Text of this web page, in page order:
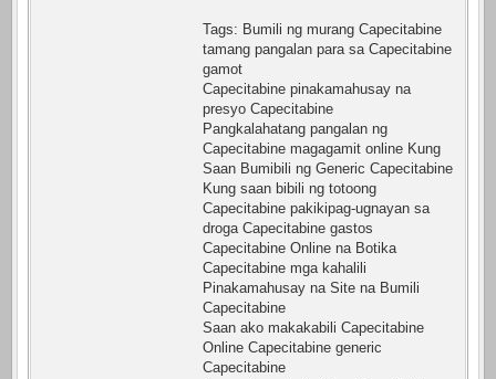
Tags: Bumili ng murang Capecitabine
tamang pangalan para sa Capecitabine
gamot
Capecitabine pinakamahusay na
presyo Capecitabine
Pangkalahatang pangalan ng
Capecitabine magagamit online Kung
Saan Bumibili ng Generic Capecitabine
Kung saan bibili ng totoong
Capecitabine pakikipag-ugnayan sa
droga Capecitabine gastos
Capecitabine Online na Botika
Capecitabine mga kahalili
Pinakamahusay na Site na Bumili
Capecitabine
Saan ako makakabili Capecitabine
Online Capecitabine generic
Capecitabine